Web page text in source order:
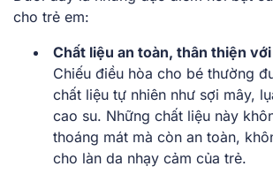
cho trẻ em:
Chất liệu an toàn, thân thiện
Chiếu điều hòa cho bé thường
chất liệu tự nhiên như sợi mây,
cao su. Những chất liệu này
thoáng mát mà còn an toàn,
cho làn da nhạy cảm của trẻ.